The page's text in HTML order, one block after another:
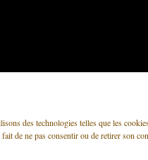
des technologies telles que les
de ne pas consentir ou de retirer son